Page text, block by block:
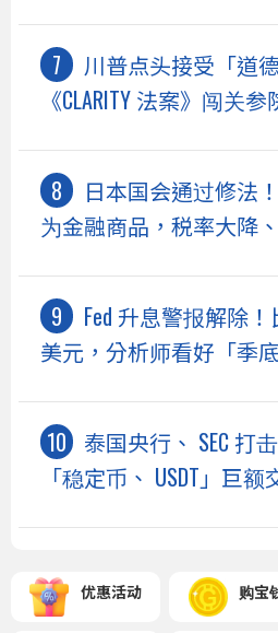
川普点头接受「道
《CLARITY 法案》闯关
日本国会通过修法
为金融商品，税率大降
Fed 升息警报解除
美元，分析师看好「季底
泰国央行、 SEC 打
「稳定币、 USDT」巨额
优惠活动 购宝